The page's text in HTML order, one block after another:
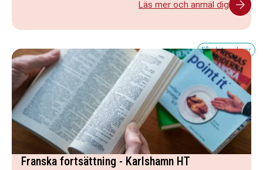
Läs mer och anmäl dig
Få platser kvar
Franska fortsättning - Karlshamn HT